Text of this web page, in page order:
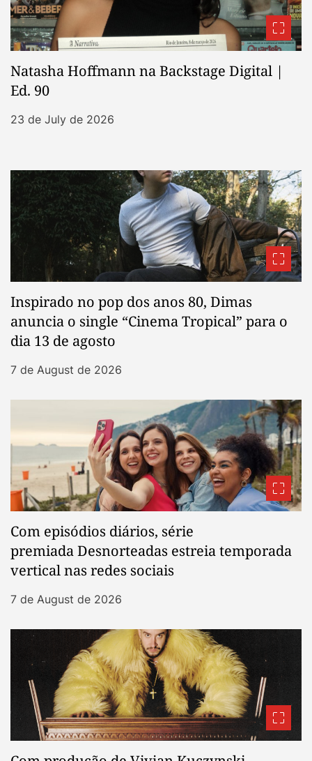
Natasha Hoffmann na Backstage Digital |
Ed. 90
23 de July de 2026
Inspirado no pop dos anos 80, Dimas
anuncia o single “Cinema Tropical” para o
dia 13 de agosto
7 de August de 2026
Com episódios diários, série
premiada Desnorteadas estreia temporada
vertical nas redes sociais
7 de August de 2026